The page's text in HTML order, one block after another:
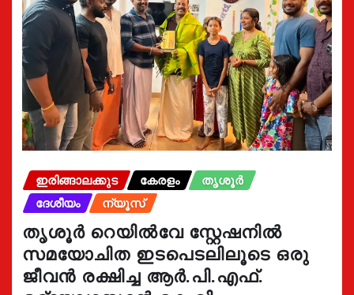
ഇരിങ്ങാലക്കുട കേരളം
തൃശൂർ
ദേശീയം
ന്യൂസ്
തൃശൂർ റെയിൽവേ സ്റ്റേഷനിൽ
സമയോചിത ഇടപെടലിലൂടെ ഒരു
ജീവൻ രക്ഷിച്ച ആർ.പി.എഫ്.